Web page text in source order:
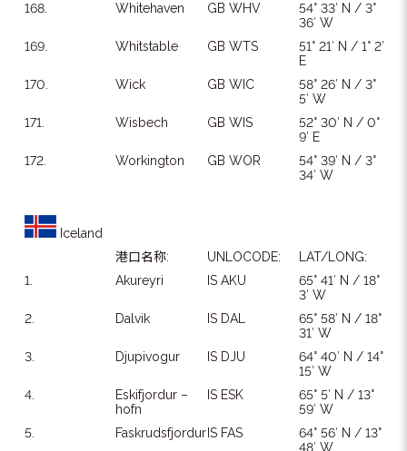
168.
Whitehaven GB WHV
54° 33′ N / 3°
36′ W
169.
Whitstable GB WTS
51° 21′ N / 1° 2′
E
170.
Wick GB WIC
58° 26′ N / 3°
5′ W
171.
Wisbech GB WIS
52° 30′ N / 0°
9′ E
172.
Workington GB WOR
54° 39′ N / 3°
34′ W
Iceland
港口名称:
UNLOCODE:
LAT/LONG:
1.
Akureyri IS AKU
65° 41′ N / 18°
3′ W
2.
Dalvik IS DAL
65° 58′ N / 18°
31′ W
3.
Djupivogur IS DJU
64° 40′ N / 14°
15′ W
4.
Eskifjordur –
hofn
IS ESK
65° 5′ N / 13°
59′ W
5.
Faskrudsfjordur IS FAS
64° 56′ N / 13°
48′ W